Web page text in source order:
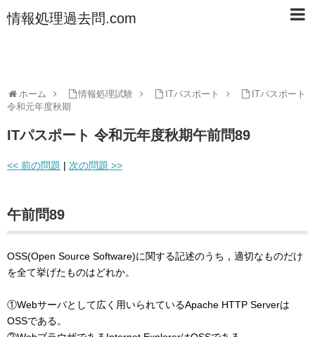
情報処理過去問.com
ホーム 情報処理試験 ITパスポート
ITパスポート
令和元年度秋期
ITパスポート 令和元年度秋期午前問89
<< 前の問題 | 次の問題 >>
午前問89
OSS(Open Source Software)に関する記述のうち，適切なものだけ
を全て挙げたものはどれか。
①Webサーバとして広く用いられているApache HTTP Serverは
OSSである。